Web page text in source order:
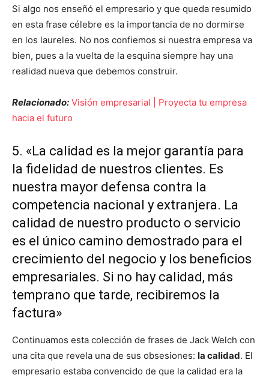
Si algo nos enseñó el empresario y que queda resumido
en esta frase célebre es la importancia de no dormirse
en los laureles. No nos confiemos si nuestra empresa va
bien, pues a la vuelta de la esquina siempre hay una
realidad nueva que debemos construir.
Relacionado: Visión empresarial | Proyecta tu empresa
hacia el futuro
5. «La calidad es la mejor garantía para
la fidelidad de nuestros clientes. Es
nuestra mayor defensa contra la
competencia nacional y extranjera. La
calidad de nuestro producto o servicio
es el único camino demostrado para el
crecimiento del negocio y los beneficios
empresariales. Si no hay calidad, más
temprano que tarde, recibiremos la
factura»
Continuamos esta colección de frases de Jack Welch con
una cita que revela una de sus obsesiones: la calidad. El
empresario estaba convencido de que la calidad era la